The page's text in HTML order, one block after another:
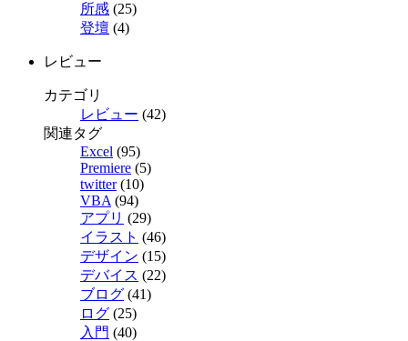
所感 (25)
登壇 (4)
レビュー
カテゴリ
レビュー (42)
関連タグ
Excel (95)
Premiere (5)
twitter(10)
VBA (94)
アプリ (29)
イラスト (46)
デザイン (15)
デバイス (22)
ブログ (41)
ログ (25)
入門 (40)